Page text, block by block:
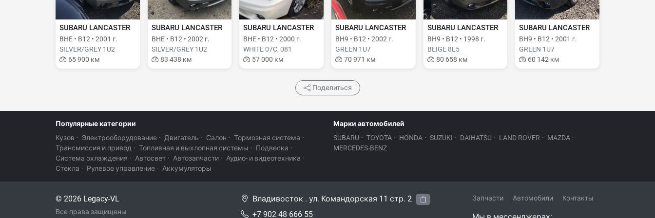
SUBARU LANCASTER
BHE • B12 • 2001 г.
SILVER/GREY 1U2
65 900 км
SUBARU LANCASTER
BHE • B12 • 2002 г.
SILVER/GREY 1U2
83 438 км
SUBARU LANCASTER
BHE • B12 • 2000 г.
WHITE 07C, 081
57 000 км
SUBARU LANCASTER
BH9 • B12 • 2002 г.
GREEN 1U7
70 971 км
SUBARU LANCASTER
BH9 • B12 • 1998 г.
BEIGE 8L5
80 658 км
SUBARU LANCASTER
BH9 • B12 • 2001 г.
GREEN 1U7
60 142 км
Поделиться
Популярные категории
Кузов · Электрооборудование · Двигатель · Салон · Тормозная система ·
Трансмиссия и привод · Топливная и выхлопная системы · Подвеска ·
Система охлаждения · Автосвет · Автозапчасти · Аудио- и видеотехника ·
Стекла · Рулевое управление · Аккумуляторы
Марки автомобилей
SUBARU · TOYOTA · HONDA · SUZUKI · DAIHATSU · LAND ROVER · MAZDA ·
MERCEDES-BENZ
© 2026 Legacy-VL
Все права защищены
Владивосток . ул. Командорская 11 стр. 2
+7 902 48 666 55
Запчасти Автомобили Контакты